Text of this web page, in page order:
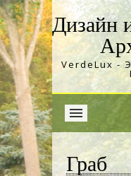
Дизайн
VerdeLux -
Граб